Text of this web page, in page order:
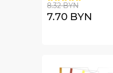
8.32 BYN
7.70 BYN